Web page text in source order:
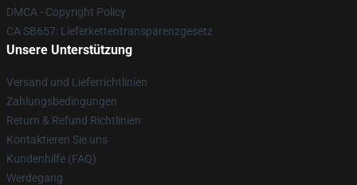
DMCA - Copyright Policy
CA SB657: Lieferkettentransparenzgesetz
Unsere Unterstützung
Versand und Lieferrichtlinien
Zahlungsbedingungen
Return & Refund Richtlinien
Kontaktieren Sie uns
Kundenhilfe (FAQ)
Werdegang